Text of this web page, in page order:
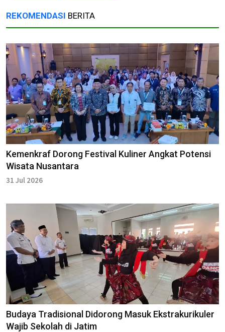
REKOMENDASI BERITA
Kemenkraf Dorong Festival Kuliner Angkat Potensi
Wisata Nusantara
31 Jul 2026
Budaya Tradisional Didorong Masuk Ekstrakurikuler
Wajib Sekolah di Jatim